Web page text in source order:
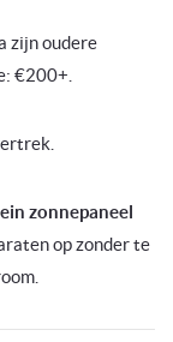
zijn oudere
€200+.
zonnepaneel
op zonder te